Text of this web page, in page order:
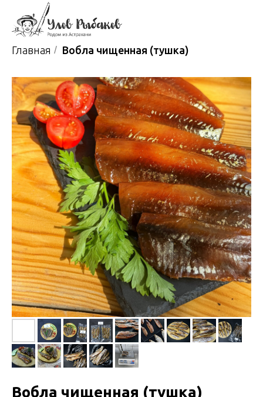
Главная / Вобла чищенная (тушка)
Вобла чищенная (тушка)